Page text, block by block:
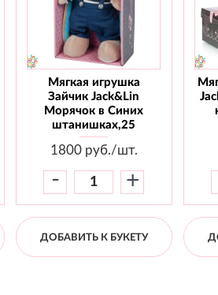
Мягкая игрушка
Зайчик Jack&Lin
Морячок в Синих
штанишках,25
1800руб./шт.
- +
ДОБАВИТЬ К БУКЕТУ